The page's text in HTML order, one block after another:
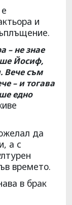
и
– не знае
Йосиф,
Вече съм
– и тогава
едно
да
а с
времето.
в брак